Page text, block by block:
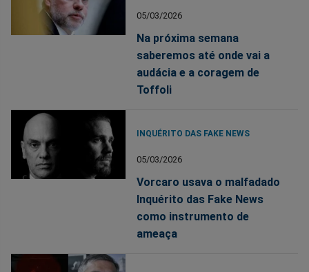
05/03/2026
Na próxima semana
saberemos até onde vai a
audácia e a coragem de
Toffoli
INQUÉRITO DAS FAKE NEWS
05/03/2026
Vorcaro usava o malfadado
Inquérito das Fake News
como instrumento de
ameaça